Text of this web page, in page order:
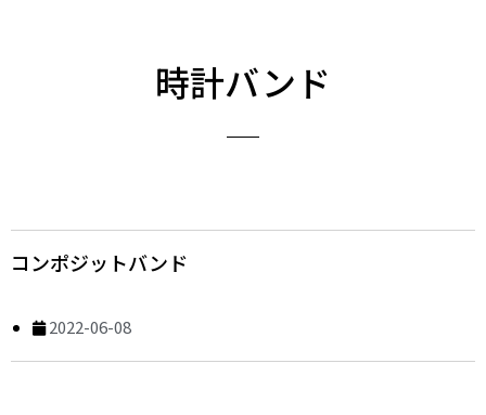
時計バンド
コンポジットバンド
2022-06-08